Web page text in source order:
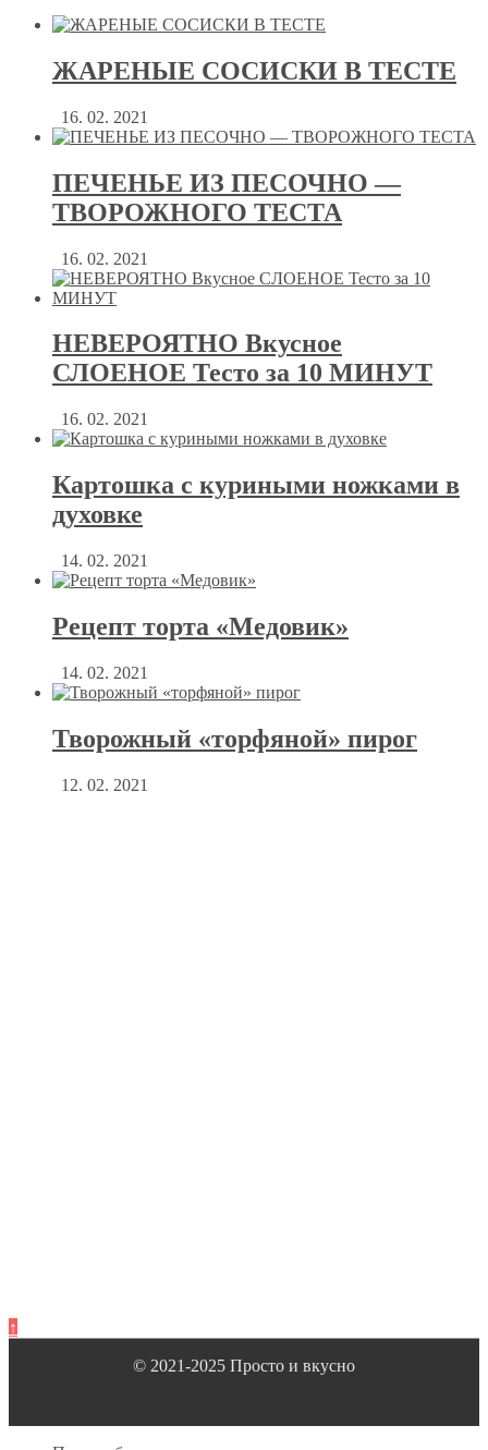
ЖАРЕНЫЕ СОСИСКИ В ТЕСТЕ
16. 02. 2021
ПЕЧЕНЬЕ ИЗ ПЕСОЧНО —
ТВОРОЖНОГО ТЕСТА
16. 02. 2021
НЕВЕРОЯТНО Вкусное
СЛОЕНОЕ Тесто за 10 МИНУТ
16. 02. 2021
Картошка с куриными ножками в
духовке
14. 02. 2021
Рецепт торта «Медовик»
14. 02. 2021
Творожный «торфяной» пирог
12. 02. 2021
↑
© 2021-2025 Просто и вкусно